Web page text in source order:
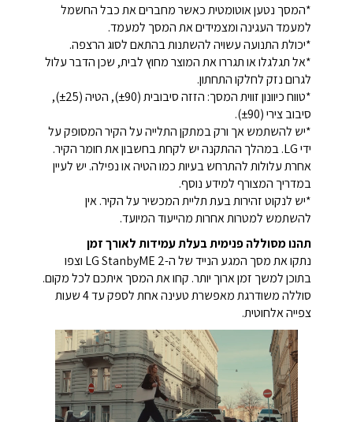
*המסך נטען אוטומטית כאשר מחברים את כבל החשמל
למעמד העגינה ומצמידים את המסך למעמד.
*יכולת התנועה עשויה להשתנות בהתאם לסוג הרצפה.
*אל תגלגלו או תגררו את המוצר מחוץ לבית, שכן הדבר עלול
לגרום נזק לחלקו התחתון.
*טווח כיוונון זווית המסך: הזזה סיבובית (±90), הטיה (±25),
סיבוב צירי (±90).
*יש להשתמש אך ורק במתקן התלייה על הקיר המסופק על
ידי LG. במהלך ההתקנה יש לקחת בחשבון את חומר הקיר.
אחרת עלולות להתרחש בעיות כמו הטיה או נפילה. יש לעיין
במדריך המצורף למידע נוסף.
*יש לנקוט זהירות בעת תליית המכשיר על הקיר. אין
להשתמש למטרות אחרות מהייעוד המיועד.
תהנו מסוללה פנימית בעלת עמידות לאורך זמן
נתקו את מסך המגע הנייד של ה-LG StanbyME 2 וצפו
בתוכן למשך זמן ארוך יותר. קחו את המסך איתכם לכל מקום.
סוללה משודרגת מאפשרת טעינה אחת לספק עד 4 שעות
צפייה אלחוטית.